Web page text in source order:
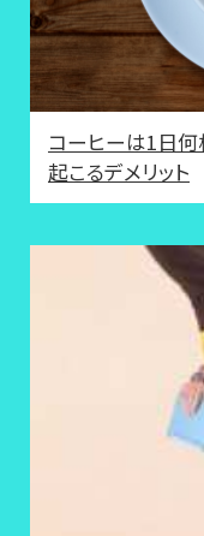
コーヒーは1日何
起こるデメリット